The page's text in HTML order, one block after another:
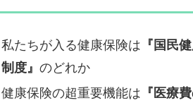
私たちが入る健康保険は 『国民
制度』 のどれか
健康保険の超重要機能は 『医療